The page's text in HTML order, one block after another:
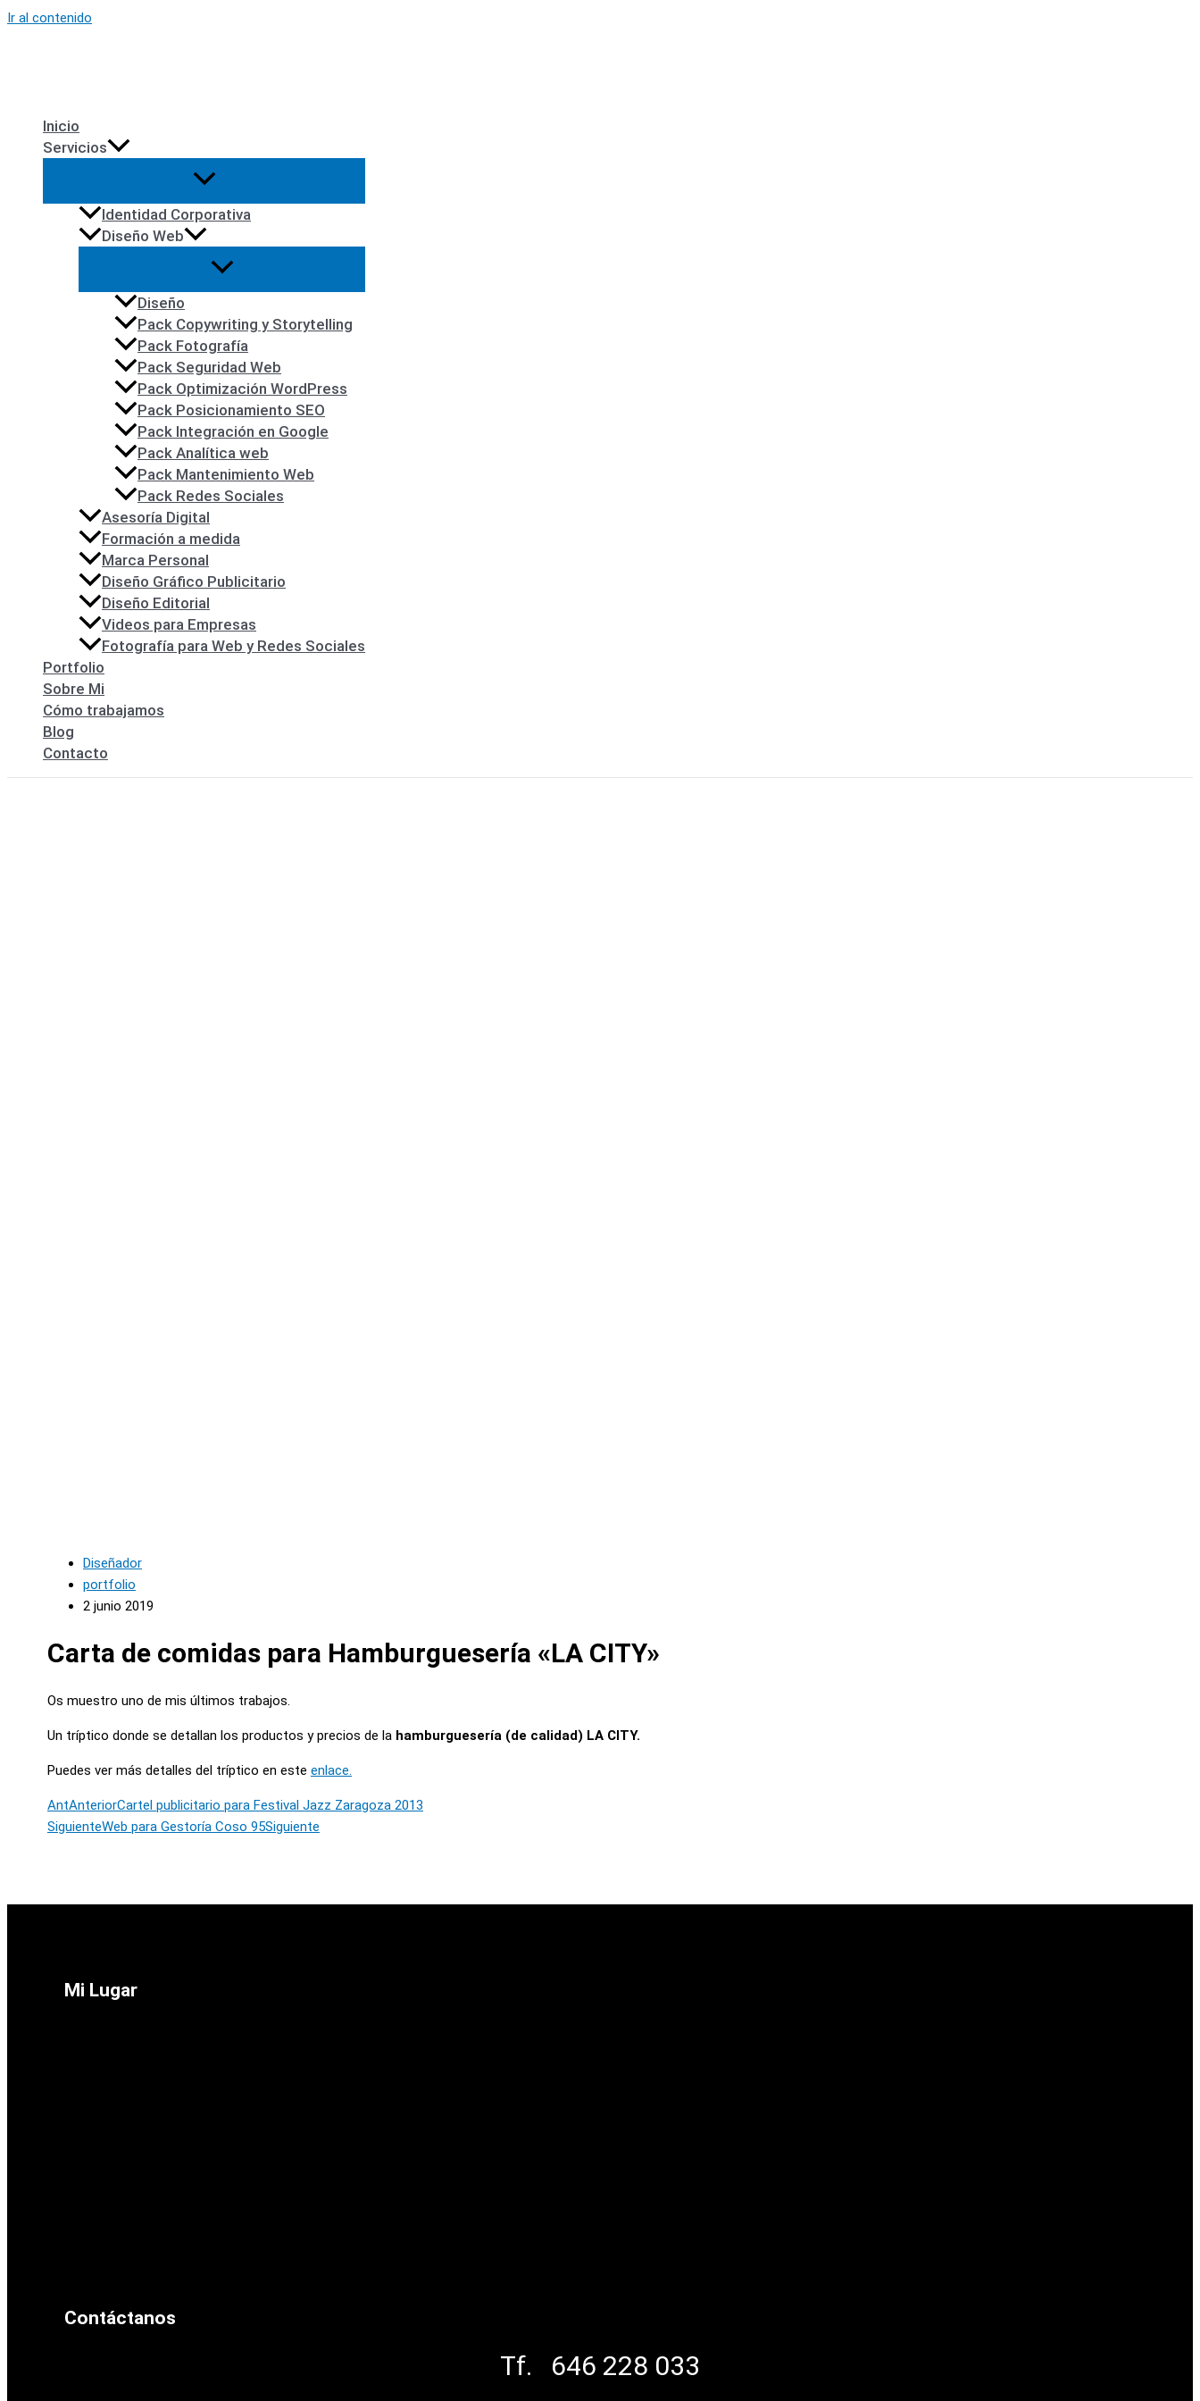
Ir al contenido
Inicio
Servicios
Identidad Corporativa
Diseño Web
Diseño
Pack Copywriting y Storytelling
Pack Fotografía
Pack Seguridad Web
Pack Optimización WordPress
Pack Posicionamiento SEO
Pack Integración en Google
Pack Analítica web
Pack Mantenimiento Web
Pack Redes Sociales
Asesoría Digital
Formación a medida
Marca Personal
Diseño Gráfico Publicitario
Diseño Editorial
Videos para Empresas
Fotografía para Web y Redes Sociales
Portfolio
Sobre Mi
Cómo trabajamos
Blog
Contacto
Diseñador
portfolio
2 junio 2019
Carta de comidas para Hamburguesería «LA CITY»
Os muestro uno de mis últimos trabajos.
Un tríptico donde se detallan los productos y precios de la hamburguesería (de calidad) LA CITY.
Puedes ver más detalles del tríptico en este enlace.
AntAnteriorCartel publicitario para Festival Jazz Zaragoza 2013
SiguienteWeb para Gestoría Coso 95Siguiente
Mi Lugar
Contáctanos
Tf. 646 228 033